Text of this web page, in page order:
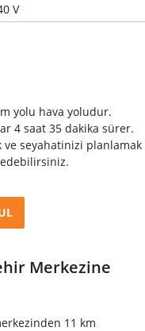
V
yolu hava yoludur.
4 saat 35 dakika sürer.
ve seyahatinizi planlamak
edebilirsiniz.
Merkezine
11 km